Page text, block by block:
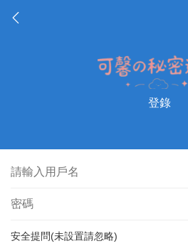
登錄
安全提問(未設置請忽略)